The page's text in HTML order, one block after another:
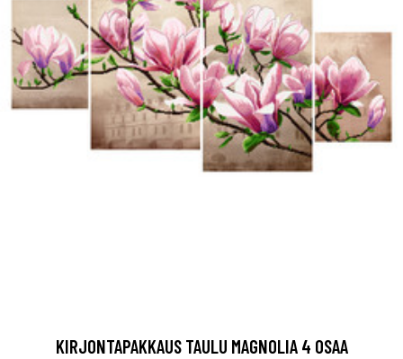
KIRJONTAPAKKAUS TAULU MAGNOLIA 4 OSAA